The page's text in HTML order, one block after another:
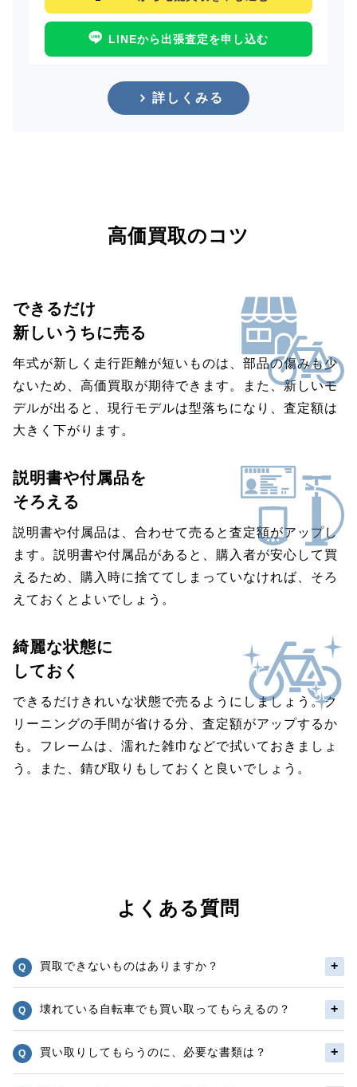
LINEから出張査定を申し込む
詳しくみる
高価買取のコツ
できるだけ
新しいうちに売る
年式が新しく走行距離が短いものは、部品の傷みも少
ないため、高価買取が期待できます。また、新しいモ
デルが出ると、現行モデルは型落ちになり、査定額は
大きく下がります。
説明書や付属品を
そろえる
説明書や付属品は、合わせて売ると査定額がアップし
ます。説明書や付属品があると、購入者が安心して買
えるため、購入時に捨ててしまっていなければ、そろ
えておくとよいでしょう。
綺麗な状態に
しておく
できるだけきれいな状態で売るようにしましょう。ク
リーニングの手間が省ける分、査定額がアップするか
も。フレームは、濡れた雑巾などで拭いておきましょ
う。また、錆び取りもしておくと良いでしょう。
よくある質問
買取できないものはありますか？
壊れている自転車でも買い取ってもらえるの？
買い取りしてもらうのに、必要な書類は？